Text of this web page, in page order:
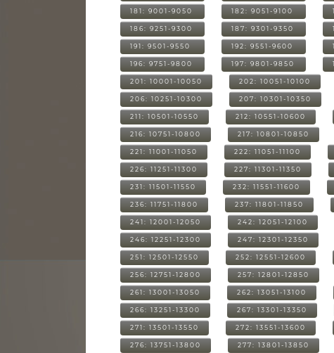
181: 9001-9050 182: 9051-9100
186: 9251-9300 187: 9301-9350
191: 9501-9550 192: 9551-9600
196: 9751-9800 197: 9801-9850
201: 10001-10050 202: 10051-10100
206: 10251-10300 207: 10301-10350
211: 10501-10550 212: 10551-10600
216: 10751-10800 217: 10801-10850
221: 11001-11050 222: 11051-11100
226: 11251-11300 227: 11301-11350
231: 11501-11550 232: 11551-11600
236: 11751-11800 237: 11801-11850
241: 12001-12050 242: 12051-12100
246: 12251-12300 247: 12301-12350
251: 12501-12550 252: 12551-12600
256: 12751-12800 257: 12801-12850
261: 13001-13050 262: 13051-13100
266: 13251-13300 267: 13301-13350
271: 13501-13550 272: 13551-13600
276: 13751-13800 277: 13801-13850